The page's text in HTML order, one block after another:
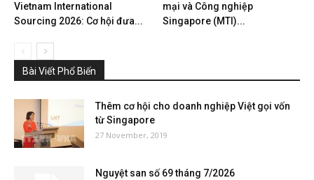
Vietnam International
Sourcing 2026: Cơ hội đưa...
mại và Công nghiệp
Singapore (MTI)...
Bài Viết Phổ Biến
Thêm cơ hội cho doanh nghiệp Việt gọi vốn
từ Singapore
27 November, 2019
Nguyệt san số 69 tháng 7/2026